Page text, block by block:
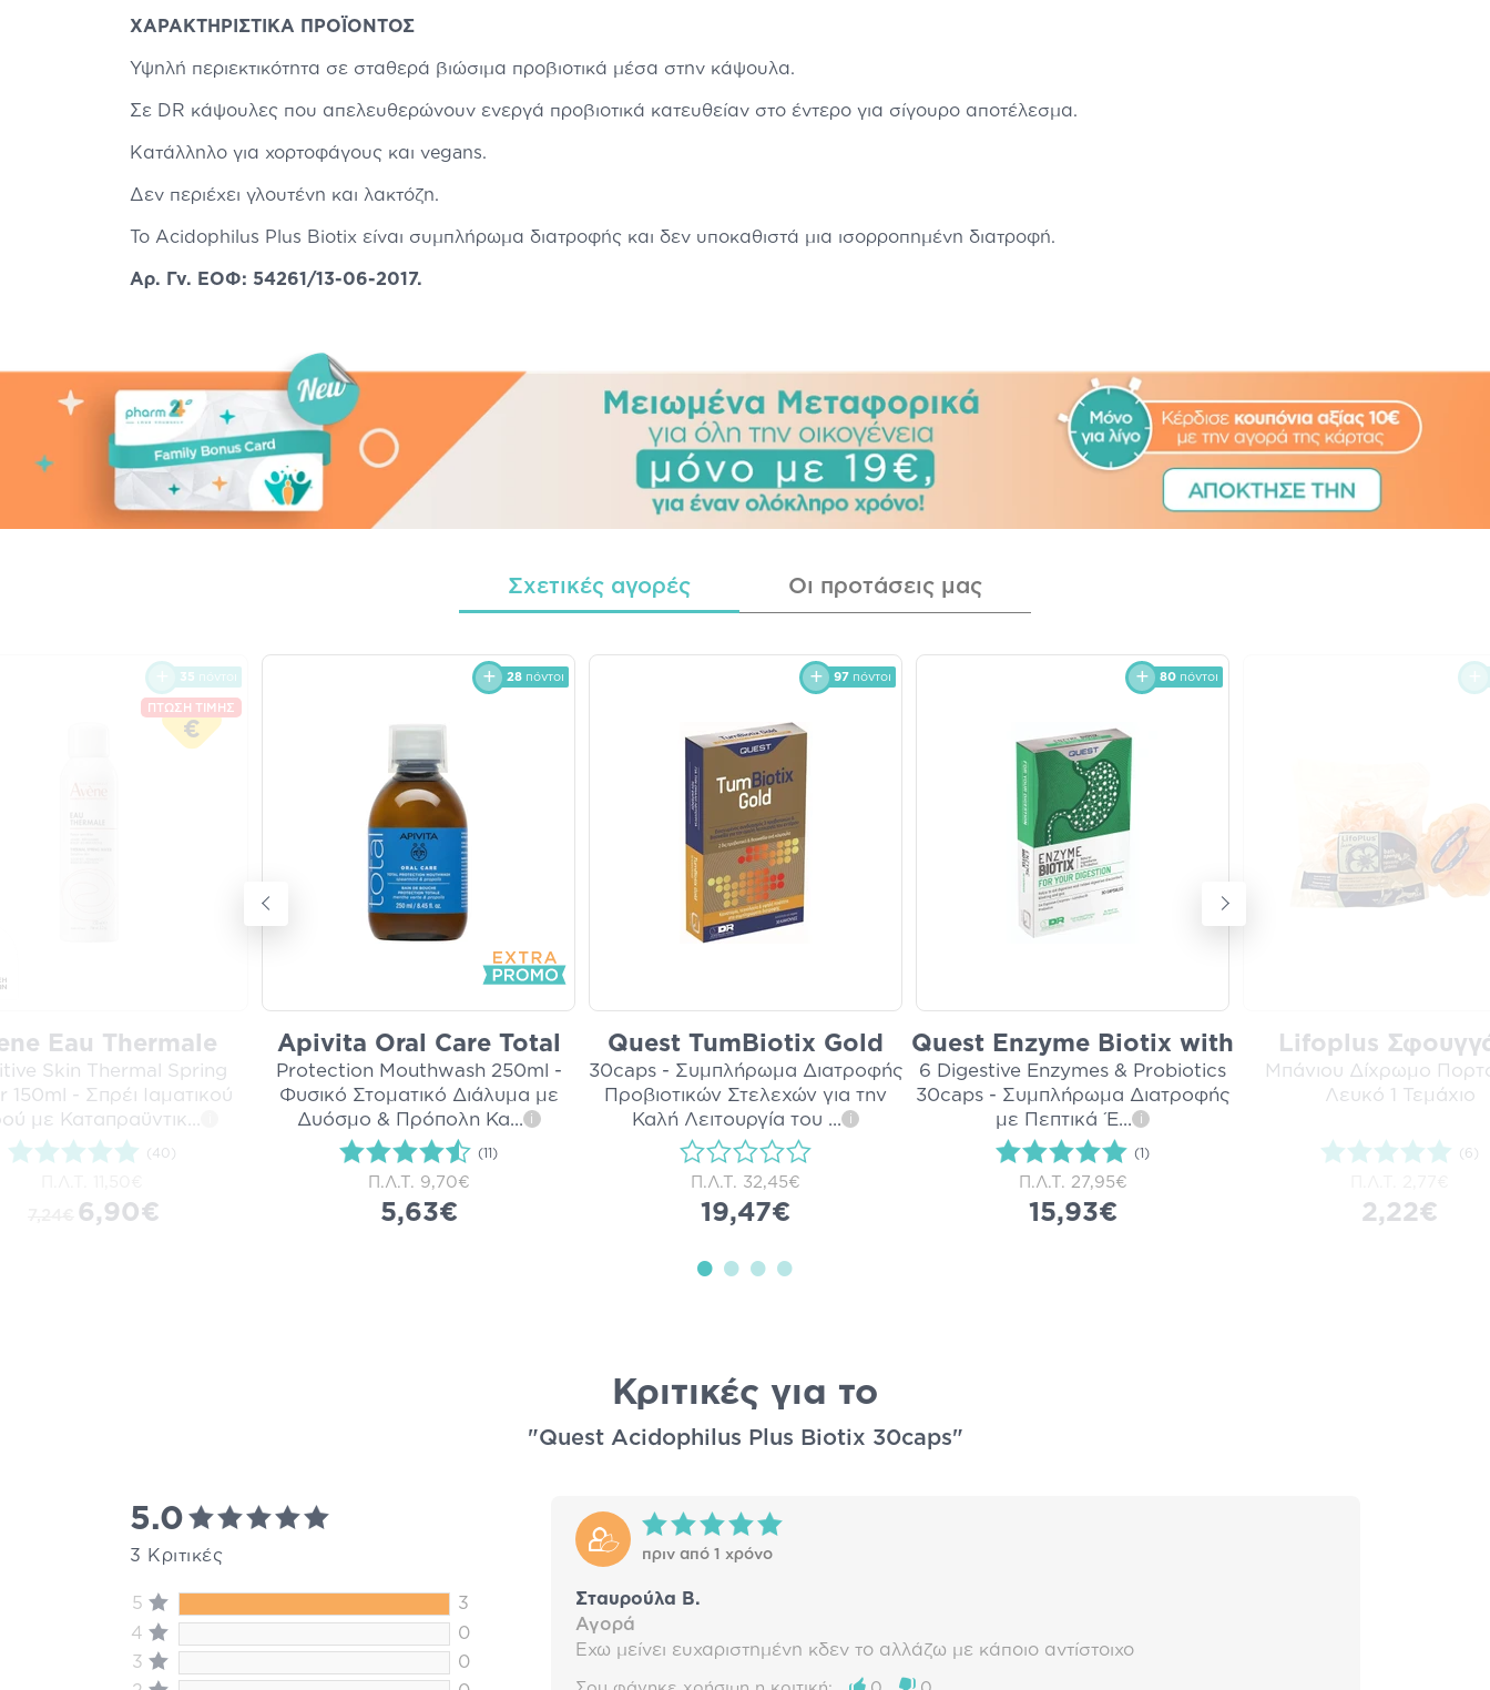
ΧΑΡΑΚΤΗΡΙΣΤΙΚΑ ΠΡΟΪΟΝΤΟΣ
Υψηλή περιεκτικότητα σε σταθερά βιώσιμα προβιοτικά μέσα στην κάψουλα.
Σε DR κάψουλες που απελευθερώνουν ενεργά προβιοτικά κατευθείαν στο έντερο για σίγουρο αποτέλεσμα.
Κατάλληλο για χορτοφάγους και vegans.
Δεν περιέχει γλουτένη και λακτόζη.
Το Acidophilus Plus Biotix είναι συμπλήρωμα διατροφής και δεν υποκαθιστά μια ισορροπημένη διατροφή.
Αρ. Γν. ΕΟΦ: 54261/13-06-2017.
Σχετικές αγορές Οι προτάσεις μας
35 πόντοι
ΠΤΩΣΗ ΤΙΜΗΣ
€
Eau Thermale
Skin Thermal Spring
150ml - Σπρέι Ιαματικού
με Καταπραϋντικ
(40)
6,90€
28 πόντοι
Apivita Oral Care Total
Protection Mouthwash 250ml -
Φυσικό Στοματικό Διάλυμα με
Δυόσμο & Πρόπολη Κα... i
(11)
Π.Λ.Τ. 9,70€
5,63€
97 πόντοι
Quest TumBiotix Gold
30caps - Συμπλήρωμα Διατροφής
Προβιοτικών Στελεχών για την
Καλή Λειτουργία του ... i
Π.Λ.Τ. 32,45€
19,47€
80 πόντοι
Quest Enzyme Biotix with
6 Digestive Enzymes & Probiotics
30caps - Συμπλήρωμα Διατροφής
με Πεπτικά Έ... i
(1)
Π.Λ.Τ. 27,95€
15,93€
Lifoplus
Μπάνιου Δίχρωμο
Λευκό 1 Τεμάχιο
(6)
2,22€
Κριτικές για το
"Quest Acidophilus Plus Biotix 30caps"
5.0
3 Κριτικές
5
3
4
0
3
0
πριν από 1 χρόνο
Σταυρούλα Β.
Αγορά
Έχω μείνει ευχαριστημένη κδεν το αλλάζω με κάποιο αντίστοιχο